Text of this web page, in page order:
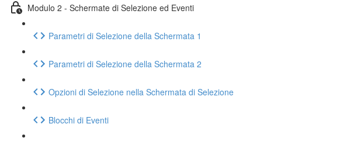
Modulo 2 - Schermate di Selezione ed Eventi
Parametri di Selezione della Schermata 1
Parametri di Selezione della Schermata 2
Opzioni di Selezione nella Schermata di Selezione
Blocchi di Eventi